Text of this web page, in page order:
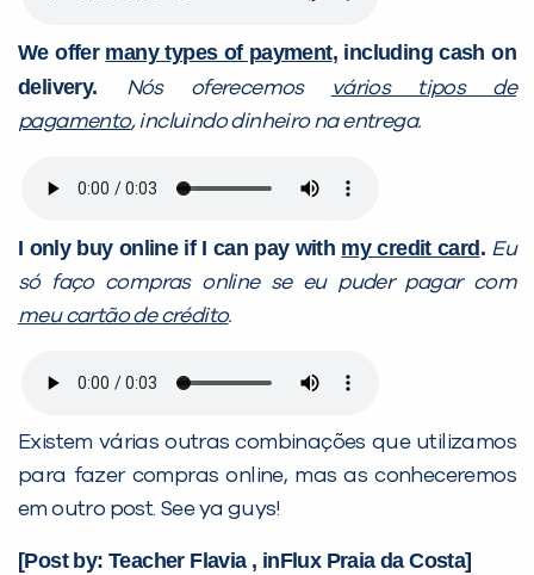
We offer manytypes of payment, including cash on
delivery.
Nós oferecemos vários tipos de
pagamento, incluindo dinheiro na entrega.
I only buy online if I can pay with mycredit card . Eu
só faço compras online se eu puder pagar com
meucartão de crédito.
Existem várias outras combinações que utilizamos
para fazer compras online, mas as conheceremos
em outro post. See ya guys!
[Post by: Teacher Flavia , inFlux Praia da Costa]